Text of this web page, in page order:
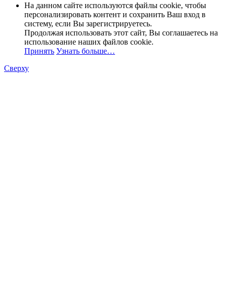
На данном сайте используются файлы cookie, чтобы
персонализировать контент и сохранить Ваш вход в
систему, если Вы зарегистрируетесь.
Продолжая использовать этот сайт, Вы соглашаетесь на
использование наших файлов cookie.
Принять Узнать больше…
Сверху